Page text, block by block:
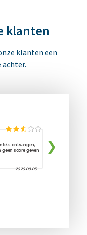
klanten
klanten een
achter.